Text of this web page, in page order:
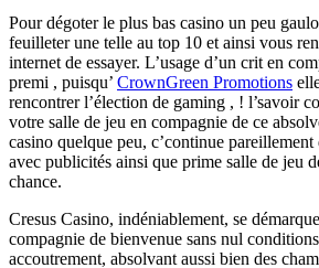
Pour dégoter le plus bas casino un peu
feuilleter une telle au top 10 et ainsi vous
internet de essayer. L’usage d’un crit en
premi , puisqu’ CrownGreen Promotions
rencontrer l’élection de gaming , ! l’savoir
votre salle de jeu en compagnie de ce
casino quelque peu, c’continue
avec publicités ainsi que prime salle de jeu
chance.
Cresus Casino, indéniablement, se
compagnie de bienvenue sans nul
accoutrement, absolvant aussi bien des